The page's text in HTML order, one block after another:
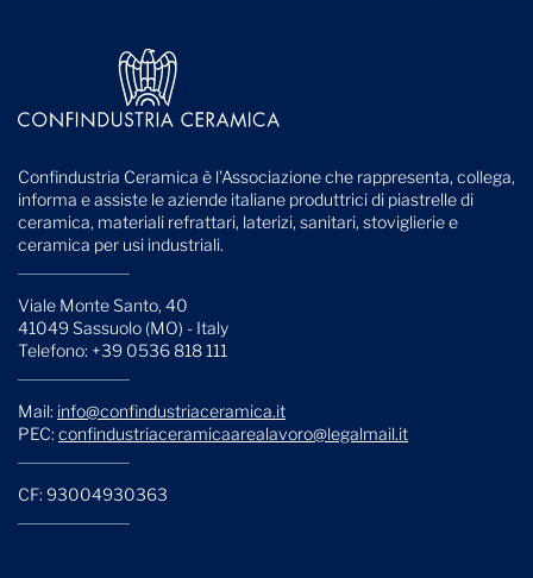
Confindustria Ceramica è l'Associazione che rappresenta, collega,
informa e assiste le aziende italiane produttrici di piastrelle di
ceramica, materiali refrattari, laterizi, sanitari, stoviglierie e
ceramica per usi industriali.
Viale Monte Santo, 40
41049 Sassuolo (MO) - Italy
Telefono: +39 0536 818 111
Mail: info@confindustriaceramica.it
PEC: confindustriaceramicaarealavoro@legalmail.it
CF: 93004930363